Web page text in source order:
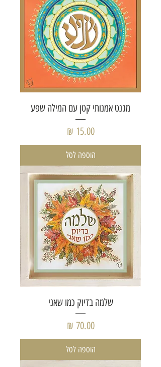
מגנט אמנותי קטן עם המילה שפע
מחיר‏15.00 ‏₪
הוספה לסל
שלמה בדיוק כמו שאני
מחיר‏70.00 ‏₪
הוספה לסל